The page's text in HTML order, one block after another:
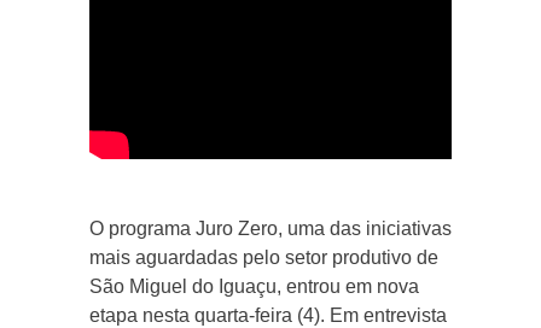
O programa Juro Zero, uma das iniciativas
mais aguardadas pelo setor produtivo de
São Miguel do Iguaçu, entrou em nova
etapa nesta quarta-feira (4). Em entrevista